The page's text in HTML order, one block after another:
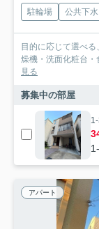
駐輪場 公共下水
目的に応じて選べ
燥機・洗面化粧台・
見る
募集中の部屋
アパート